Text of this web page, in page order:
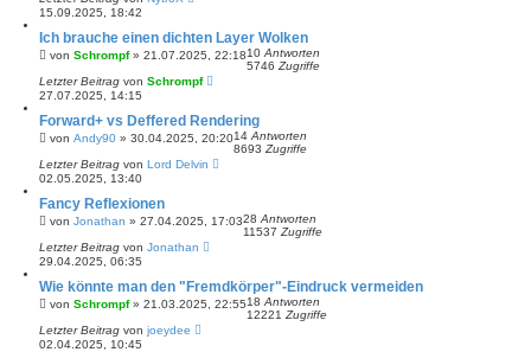
15.09.2025, 18:42
Ich brauche einen dichten Layer Wolken
von Schrompf» 21.07.2025, 22:1810 Antworten
5746 Zugriffe
Letzter Beitrag von Schrompf
27.07.2025, 14:15
Forward+ vs Deffered Rendering
von Andy90 » 30.04.2025, 20:2014 Antworten
8693 Zugriffe
Letzter Beitrag von Lord Delvin
02.05.2025, 13:40
Fancy Reflexionen
von Jonathan » 27.04.2025, 17:0328 Antworten
11537 Zugriffe
Letzter Beitrag von Jonathan
29.04.2025, 06:35
Wie könnte man den "Fremdkörper"-Eindruck vermeiden
von Schrompf» 21.03.2025, 22:5518 Antworten
12221 Zugriffe
Letzter Beitrag von joeydee
02.04.2025, 10:45